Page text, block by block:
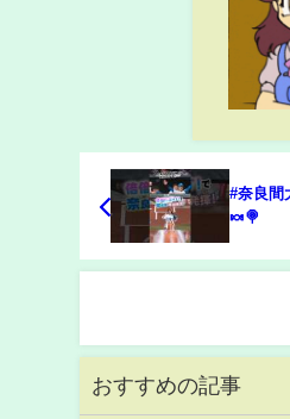
#奈良間
🍬🍭
おすすめの記事